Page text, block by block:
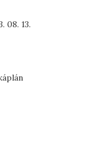
08. 13.